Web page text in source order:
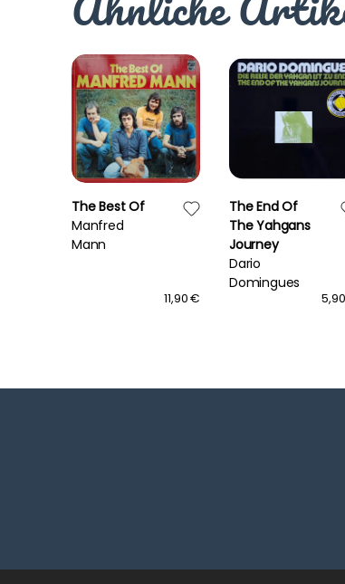
The Best Of
Manfred
Mann
11,90 €
The End Of
The Yahgans
Journey
Dario
Domingues